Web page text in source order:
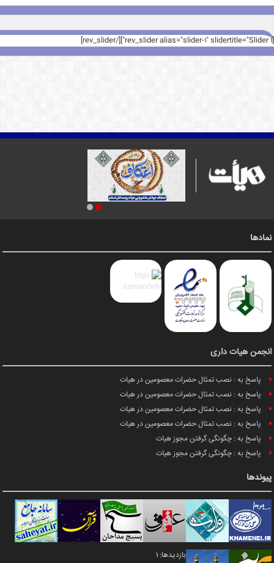
[rev_slider alias="slider-1" slidertitle="Slider 1"][/rev_slider]
نمادها
انجمن هیات داری
پاسخ به : نصب تمثال حضرات معصومین در هیات
پاسخ به : نصب تمثال حضرات معصومین در هیات
پاسخ به : نصب تمثال حضرات معصومین در هیات
پاسخ به : نصب تمثال حضرات معصومین در هیات
پاسخ به : چگونگی گرفتن مجوز هیات
پاسخ به : چگونگی گرفتن مجوز هیات
پیوندها
بازدیدها: 1